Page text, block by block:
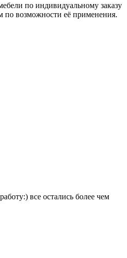
по индивидуальному заказу
по возможности её применения.
все остались более чем